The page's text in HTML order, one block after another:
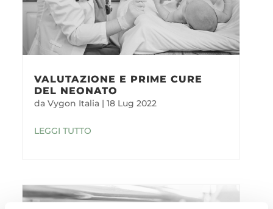
VALUTAZIONE E PRIME CURE
DEL NEONATO
da Vygon Italia | 18 Lug 2022
LEGGI TUTTO